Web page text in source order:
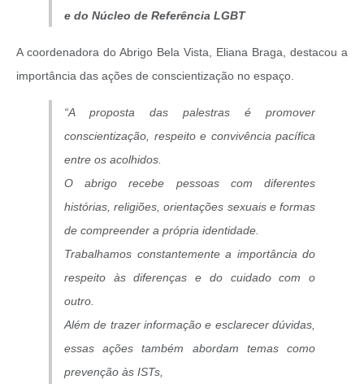
e do Núcleo de Referência LGBT
A coordenadora do Abrigo Bela Vista, Eliana Braga, destacou a
importância das ações de conscientização no espaço.
“A proposta das palestras é promover
conscientização, respeito e convivência pacífica
entre os acolhidos.
O abrigo recebe pessoas com diferentes
histórias, religiões, orientações sexuais e formas
de compreender a própria identidade.
Trabalhamos constantemente a importância do
respeito às diferenças e do cuidado com o
outro.
Além de trazer informação e esclarecer dúvidas,
essas ações também abordam temas como
prevenção às ISTs,